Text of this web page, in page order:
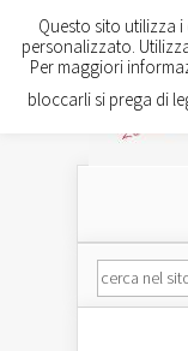
Questo sito utilizza
personalizzato.
Per maggiori
bloccarli si prega di